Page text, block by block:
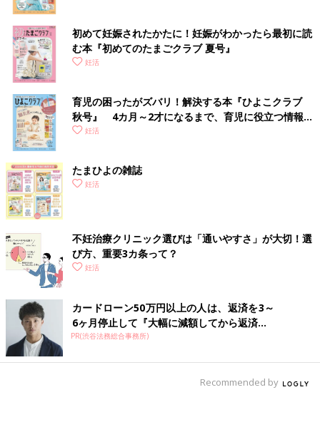
初めて妊娠されたかたに！妊娠がわかったら最初に読
む本『初めてのたまごクラブ 夏号』
妊活
育児の困ったがズバリ！解決する本『ひよこクラブ
秋号』 4カ月～2才になるまで、育児に役立つ情報が
いっぱい！
妊活
たまひよの雑誌
妊活
不妊治療クリニック選びは「通いやすさ」が大切！選
び方、重要3カ条って？
妊活
カードローン50万円以上の人は、返済を3～
6ヶ月停止して『大幅に減額してから返済...
PR(渋谷法務総合事務所)
Recommended by